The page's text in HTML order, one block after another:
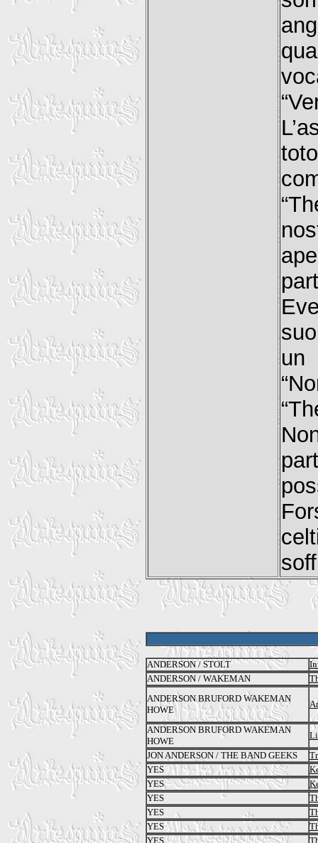
un
ANDERSON / STOLT
ANDERSON / WAKEMAN
ANDERSON BRUFORD WAKEMAN
HOWE
ANDERSON BRUFORD WAKEMAN
HOWE
JON ANDERSON / THE BAND GEEKS
YES
YES
YES
YES
YES
YES